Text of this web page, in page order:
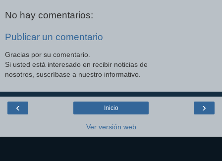
No hay comentarios:
Publicar un comentario
Gracias por su comentario.
Si usted está interesado en recibir noticias de
nosotros, suscríbase a nuestro informativo.
‹ ›
Inicio
Ver versión web